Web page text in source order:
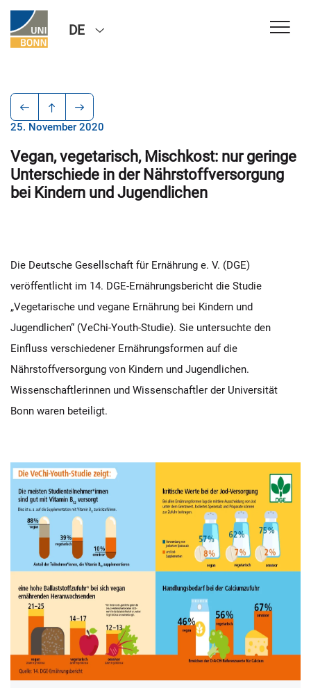
DE
25. November 2020
Vegan, vegetarisch, Mischkost: nur geringe
Unterschiede in der Nährstoffversorgung
bei Kindern und Jugendlichen
Die Deutsche Gesellschaft für Ernährung e. V. (DGE)
veröffentlicht im 14. DGE-Ernährungsbericht die Studie
„Vegetarische und vegane Ernährung bei Kindern und
Jugendlichen“ (VeChi-Youth-Studie). Sie untersuchte den
Einfluss verschiedener Ernährungsformen auf die
Nährstoffversorgung von Kindern und Jugendlichen.
Wissenschaftlerinnen und Wissenschaftler der Universität
Bonn waren beteiligt.